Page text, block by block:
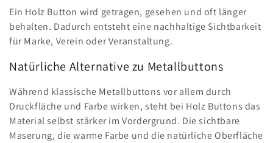
Ein Holz Button wird getragen, gesehen und oft länger
behalten. Dadurch entsteht eine nachhaltige Sichtbarkeit
für Marke, Verein oder Veranstaltung.
Natürliche Alternative zu Metallbuttons
Während klassische Metallbuttons vor allem durch
Druckfläche und Farbe wirken, steht bei Holz Buttons das
Material selbst stärker im Vordergrund. Die sichtbare
Maserung, die warme Farbe und die natürliche Oberfläche